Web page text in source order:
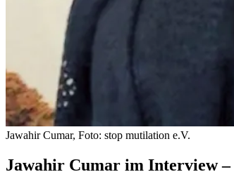
Jawahir Cumar, Foto: stop mutilation e.V.
Jawahir Cumar im Interview